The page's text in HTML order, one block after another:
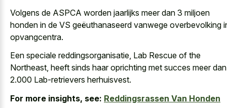
Volgens de ASPCA worden jaarlijks meer dan 3 miljoen
honden in de VS geëuthanaseerd vanwege overbevolking
opvangcentra.
Een speciale reddingsorganisatie, Lab Rescue of the
Northeast, heeft sinds haar oprichting met succes meer dan
2.000 Lab-retrievers herhuisvest.
For more insights, see: Reddingsrassen Van Honden